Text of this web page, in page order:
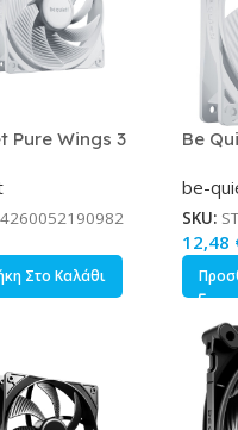
Pure Wings 3
Pin PWM Λευκό
Στο Καλάθι
Be
be-
SKU:
12,48